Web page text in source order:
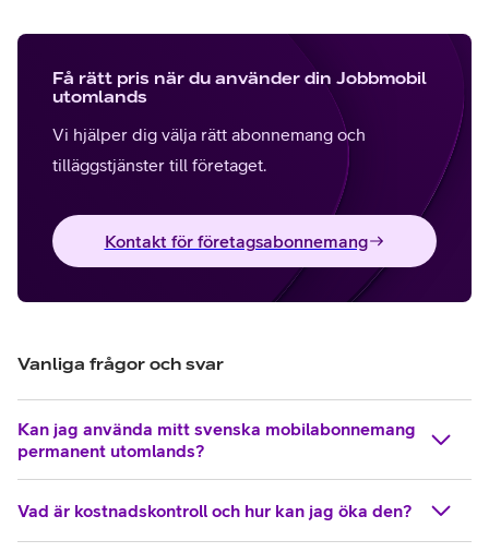
Få rätt pris när du använder din Jobbmobil
utomlands
Vi hjälper dig välja rätt abonnemang och
tilläggstjänster till företaget.
Kontakt för företagsabonnemang
Vanliga frågor och svar
Kan jag använda mitt svenska mobilabonnemang
permanent utomlands?
Vad är kostnadskontroll och hur kan jag öka den?